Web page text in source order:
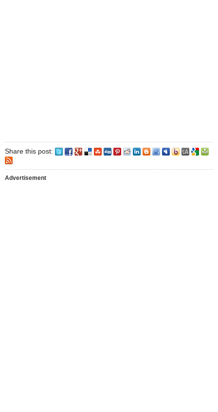
Share this post:
Advertisement